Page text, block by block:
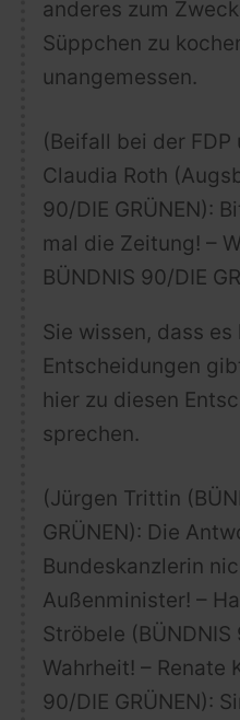
anderes zum
Süppchen zu
unangemessen.
(Beifall bei der FDP
Claudia Roth
90/DIE GRÜNEN):
mal die Zeitung! –
BÜNDNIS 90/DIE
Sie wissen, dass es
Entscheidungen
hier zu diesen
sprechen.
(Jürgen Trittin
GRÜNEN): Die
Bundeskanzlerin
Außenminister! –
Ströbele (BÜNDNIS
Wahrheit! – Renate
90/DIE GRÜNEN):